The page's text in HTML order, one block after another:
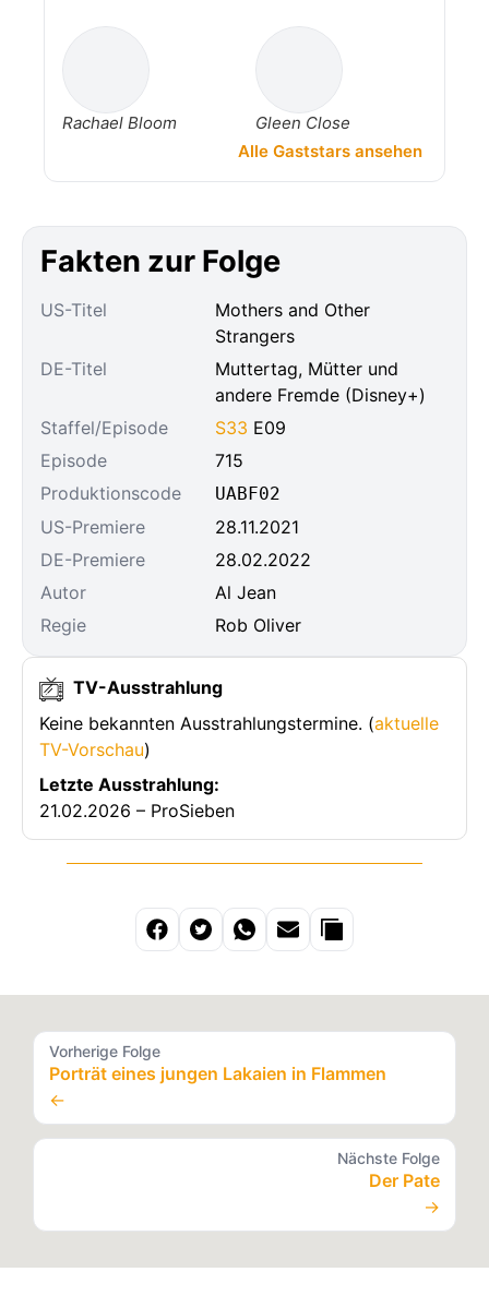
Rachael Bloom
Gleen Close
Alle Gaststars ansehen
Fakten zur Folge
US-Titel
Mothers and Other
Strangers
DE-Titel
Muttertag, Mütter und
andere Fremde (Disney+)
Staffel/Episode
S33 E09
Episode
715
Produktionscode
UABF02
US-Premiere
28.11.2021
DE-Premiere
28.02.2022
Autor
Al Jean
Regie
Rob Oliver
TV-Ausstrahlung
Keine bekannten Ausstrahlungstermine. (aktuelle
TV-Vorschau)
Letzte Ausstrahlung:
21.02.2026 – ProSieben
Vorherige Folge
Porträt eines jungen Lakaien in Flammen
←
Nächste Folge
Der Pate
→